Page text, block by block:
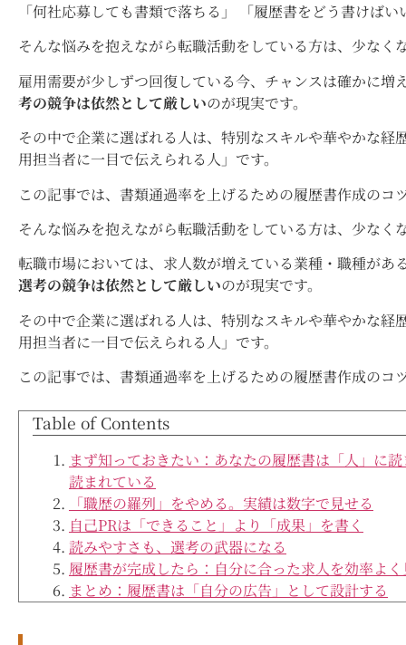
「何社応募しても書類で落ちる」 「履歴書をどう書けば
そんな悩みを抱えながら転職活動をしている方は、少なく
雇用需要が少しずつ回復している今、チャンスは確かに増
考の競争は依然として厳しいのが現実です。
その中で企業に選ばれる人は、特別なスキルや華やかな
用担当者に一目で伝えられる人」です。
この記事では、書類通過率を上げるための履歴書作成のコ
そんな悩みを抱えながら転職活動をしている方は、少なく
転職市場においては、求人数が増えている業種・職種が
選考の競争は依然として厳しいのが現実です。
その中で企業に選ばれる人は、特別なスキルや華やかな
用担当者に一目で伝えられる人」です。
この記事では、書類通過率を上げるための履歴書作成のコ
Table of Contents
まず知っておきたい：あなたの履歴書は「人」に
読まれている
「職歴の羅列」をやめる。実績は数字で見せる
自己PRは「できること」より「成果」を書く
読みやすさも、選考の武器になる
履歴書が完成したら：自分に合った求人を効率よ
まとめ：履歴書は「自分の広告」として設計する